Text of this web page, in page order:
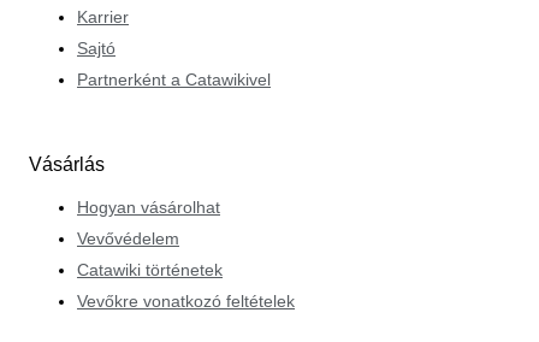
Karrier
Sajtó
Partnerként a Catawikivel
Vásárlás
Hogyan vásárolhat
Vevővédelem
Catawiki történetek
Vevőkre vonatkozó feltételek